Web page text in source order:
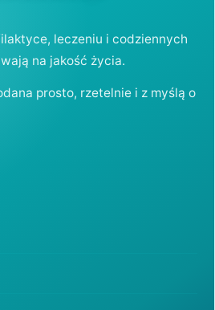
leczeniu i codziennych
na jakość życia.
prosto, rzetelnie i z myślą o